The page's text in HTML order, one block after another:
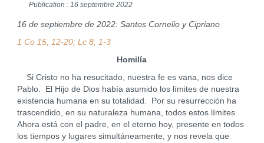
Publication : 16 septembre 2022
16 de septiembre de 2022: Santos Cornelio y Cipriano
1 Co 15, 12-20; Lc 8, 1-3
Homilía
Si Cristo no ha resucitado, nuestra fe es vana, nos dice
Pablo. El Hijo de Dios había asumido los límites de nuestra
existencia humana en su totalidad. Por su resurrección ha
trascendido, en su naturaleza humana, todos estos límites.
Ahora está con el padre, en el eterno hoy, presente en todos
los tiempos y lugares simultáneamente, y nos revela que